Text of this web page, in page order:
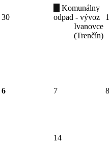
30
Komunálny
odpad - vývoz
Ivanovce
(Trenčín)
1
6 7 8
14